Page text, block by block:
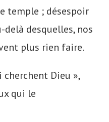
temple ; désespoir
desquelles, nos
plus rien faire.
Dieu »,
qui le